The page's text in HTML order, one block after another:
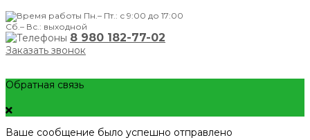
Пн.– Пт.: с 9:00 до 17:00
Сб.– Вс.: выходной
8 980 182-77-02
Заказать звонок
Обратная связь
Ваше сообщение было успешно отправлено